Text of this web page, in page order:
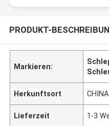
PRODUKT-
Markieren:
Herkunftsort CHINA
Lieferzeit 1-3